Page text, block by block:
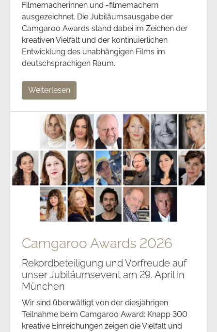
Filmemacherinnen und -filmemachern
ausgezeichnet. Die Jubiläumsausgabe der
Camgaroo Awards stand dabei im Zeichen der
kreativen Vielfalt und der kontinuierlichen
Entwicklung des unabhängigen Films im
deutschsprachigen Raum.
Weiterlesen
Camgaroo Awards 2026
Rekordbeteiligung und Vorfreude auf
unser Jubiläumsevent am 29. April in
München
Wir sind überwältigt von der diesjährigen
Teilnahme beim Camgaroo Award: Knapp 300
kreative Einreichungen zeigen die Vielfalt und